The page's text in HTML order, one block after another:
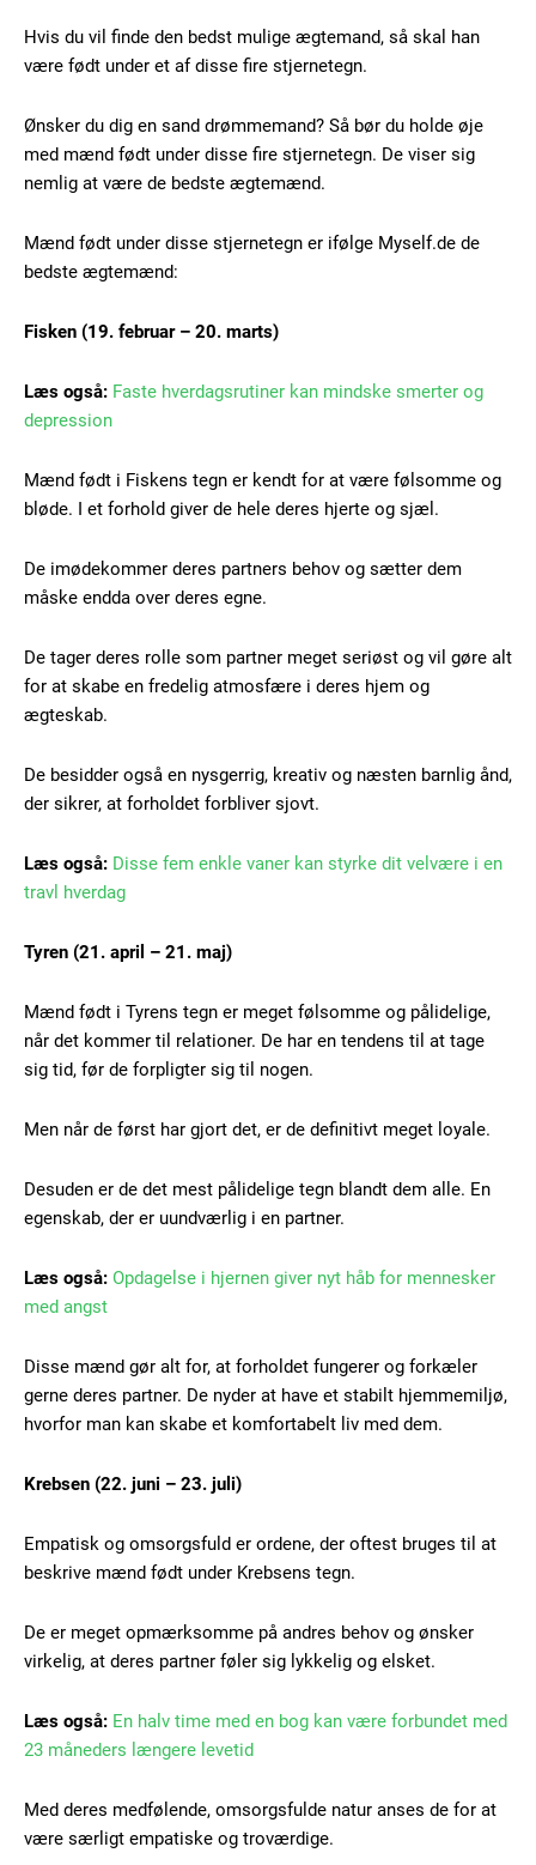
Free limited access
Hvis du vil finde den bedst mulige ægtemand, så skal han
være født under et af disse fire stjernetegn.
Ønsker du dig en sand drømmemand? Så bør du holde øje
med mænd født under disse fire stjernetegn. De viser sig
nemlig at være de bedste ægtemænd.
Mænd født under disse stjernetegn er ifølge Myself.de de
bedste ægtemænd:
Fisken (19. februar – 20. marts)
Læs også: Faste hverdagsrutiner kan mindske smerter og
depression
Mænd født i Fiskens tegn er kendt for at være følsomme og
bløde. I et forhold giver de hele deres hjerte og sjæl.
De imødekommer deres partners behov og sætter dem
måske endda over deres egne.
De tager deres rolle som partner meget seriøst og vil gøre alt
for at skabe en fredelig atmosfære i deres hjem og
ægteskab.
De besidder også en nysgerrig, kreativ og næsten barnlig ånd,
der sikrer, at forholdet forbliver sjovt.
Læs også: Disse fem enkle vaner kan styrke dit velvære i en
travl hverdag
Tyren (21. april – 21. maj)
Mænd født i Tyrens tegn er meget følsomme og pålidelige,
når det kommer til relationer. De har en tendens til at tage
sig tid, før de forpligter sig til nogen.
Men når de først har gjort det, er de definitivt meget loyale.
Desuden er de det mest pålidelige tegn blandt dem alle. En
egenskab, der er uundværlig i en partner.
Læs også: Opdagelse i hjernen giver nyt håb for mennesker
med angst
Disse mænd gør alt for, at forholdet fungerer og forkæler
gerne deres partner. De nyder at have et stabilt hjemmemiljø,
hvorfor man kan skabe et komfortabelt liv med dem.
Krebsen (22. juni – 23. juli)
Empatisk og omsorgsfuld er ordene, der oftest bruges til at
beskrive mænd født under Krebsens tegn.
De er meget opmærksomme på andres behov og ønsker
virkelig, at deres partner føler sig lykkelig og elsket.
Læs også: En halv time med en bog kan være forbundet med
23 måneders længere levetid
Med deres medfølende, omsorgsfulde natur anses de for at
være særligt empatiske og troværdige.